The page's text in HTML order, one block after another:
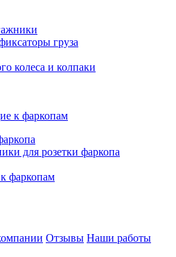
груза
колеса и колпаки
к фаркопам
для розетки фаркопа
фаркопам
Отзывы Наши работы